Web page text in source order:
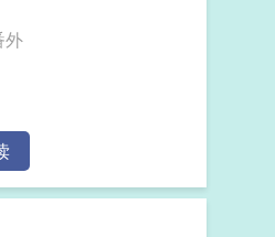
局番外